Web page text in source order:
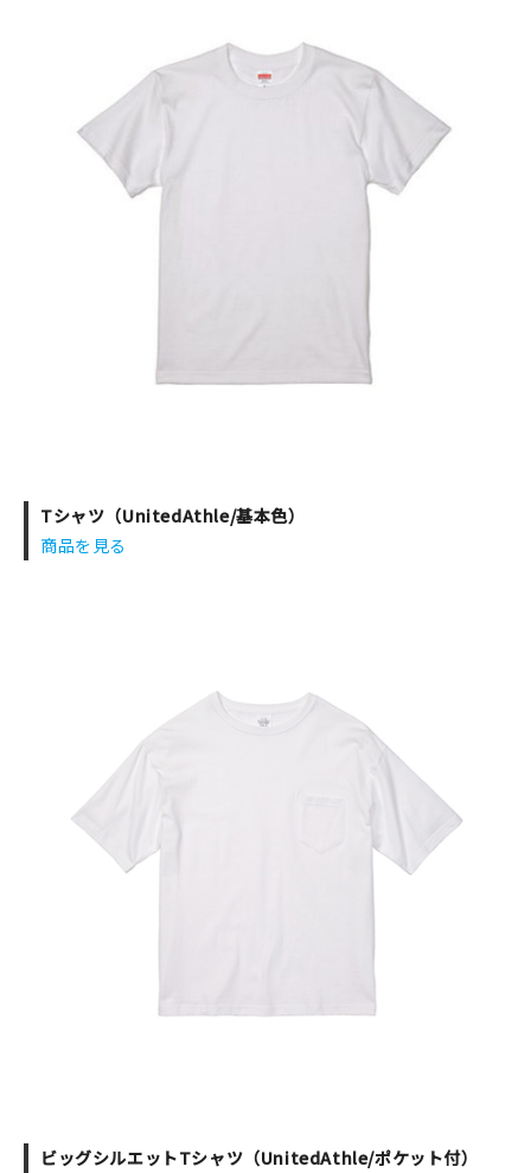
Tシャツ（UnitedAthle/基本色）
商品を見る
ビッグシルエットTシャツ（UnitedAthle/ポケット付）